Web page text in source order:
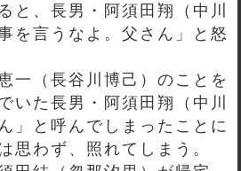
と、長男・阿須田翔（中川
を言うなよ。父さん」と怒
一（長谷川博己）のことを
いた長男・阿須田翔（中川
」と呼んでしまったことに
思わず、照れてしまう。